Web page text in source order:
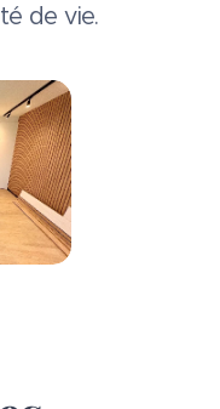
de vie.